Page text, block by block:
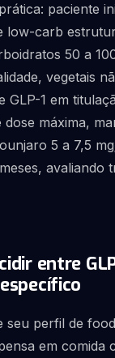
paciente
low-carb
50 a
vegetais
GLP-1 em
máxima,
5 a 7,5
avaliando
entre
seu perfil de
em comida